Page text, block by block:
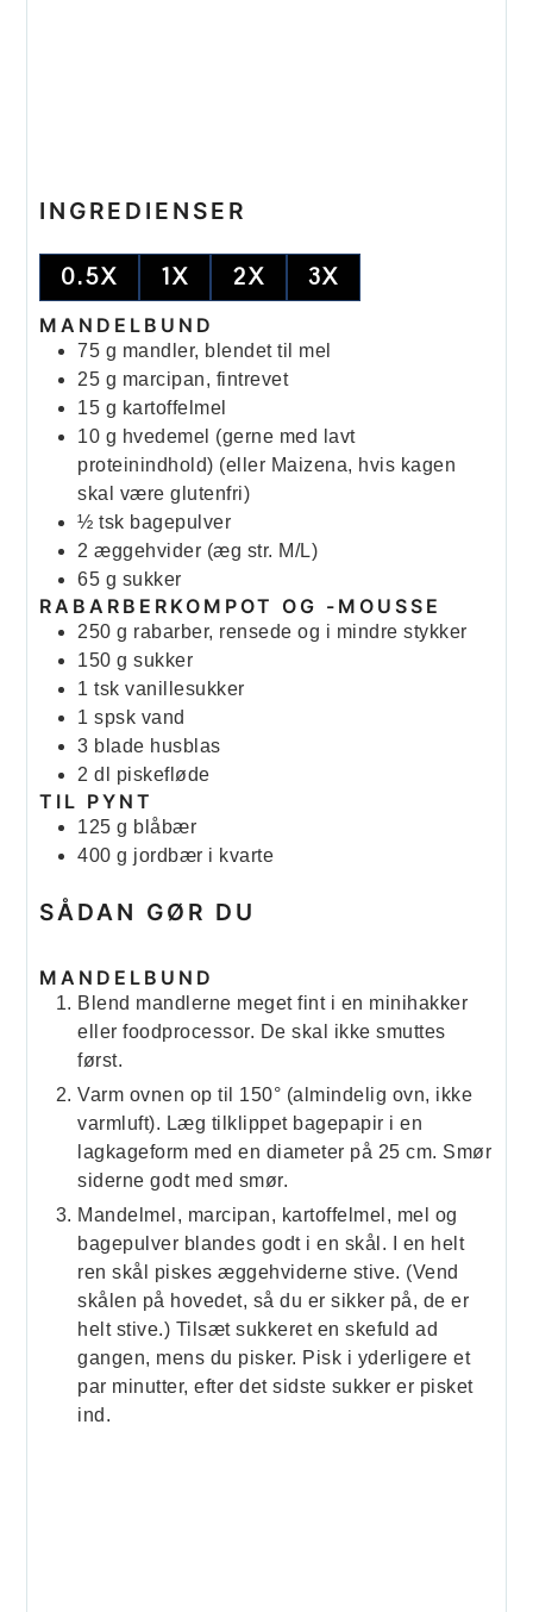
INGREDIENSER
0.5X 1X 2X 3X
MANDELBUND
75 g mandler, blendet til mel
25 g marcipan, fintrevet
15 g kartoffelmel
10 g hvedemel (gerne med lavt
proteinindhold) (eller Maizena, hvis kagen
skal være glutenfri)
½ tsk bagepulver
2 æggehvider (æg str. M/L)
65 g sukker
RABARBERKOMPOT OG -MOUSSE
250 g rabarber, rensede og i mindre stykker
150 g sukker
1 tsk vanillesukker
1 spsk vand
3 blade husblas
2 dl piskefløde
TIL PYNT
125 g blåbær
400 g jordbær i kvarte
SÅDAN GØR DU
MANDELBUND
Blend mandlerne meget fint i en minihakker
eller foodprocessor. De skal ikke smuttes
først.
Varm ovnen op til 150° (almindelig ovn, ikke
varmluft). Læg tilklippet bagepapir i en
lagkageform med en diameter på 25 cm. Smør
siderne godt med smør.
Mandelmel, marcipan, kartoffelmel, mel og
bagepulver blandes godt i en skål. I en helt
ren skål piskes æggehviderne stive. (Vend
skålen på hovedet, så du er sikker på, de er
helt stive.) Tilsæt sukkeret en skefuld ad
gangen, mens du pisker. Pisk i yderligere et
par minutter, efter det sidste sukker er pisket
ind.